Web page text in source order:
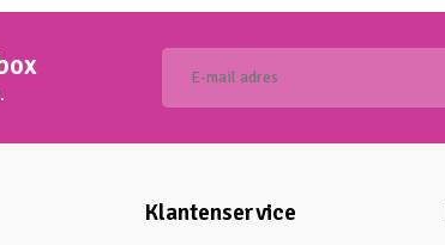
Klantenservice